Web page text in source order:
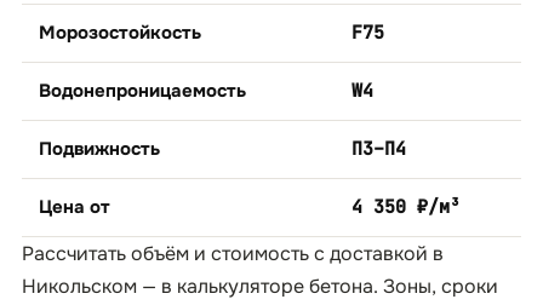
Морозостойкость F75
Водонепроницаемость W4
Подвижность П3–П4
Цена от 4 350 ₽/м³
Рассчитать объём и стоимость с доставкой в
Никольском — в калькуляторе бетона. Зоны, сроки